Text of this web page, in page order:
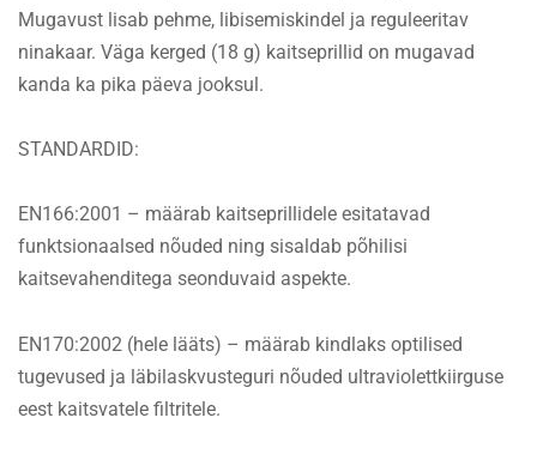
Mugavust lisab pehme, libisemiskindel ja reguleeritav
ninakaar. Väga kerged (18 g) kaitseprillid on mugavad
kanda ka pika päeva jooksul.
STANDARDID:
EN166:2001 – määrab kaitseprillidele esitatavad
funktsionaalsed nõuded ning sisaldab põhilisi
kaitsevahenditega seonduvaid aspekte.
EN170:2002 (hele lääts) – määrab kindlaks optilised
tugevused ja läbilaskvusteguri nõuded ultraviolettkiirguse
eest kaitsvatele filtritele.